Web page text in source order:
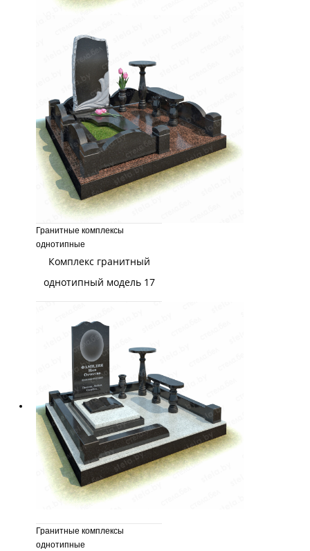
Гранитные комплексы
однотипные
Комплекс гранитный
однотипный модель 17
Гранитные комплексы
однотипные